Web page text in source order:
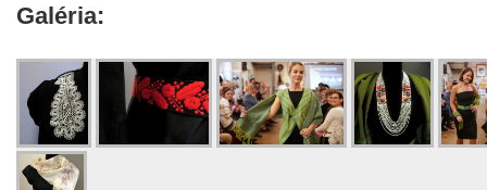
Galéria: